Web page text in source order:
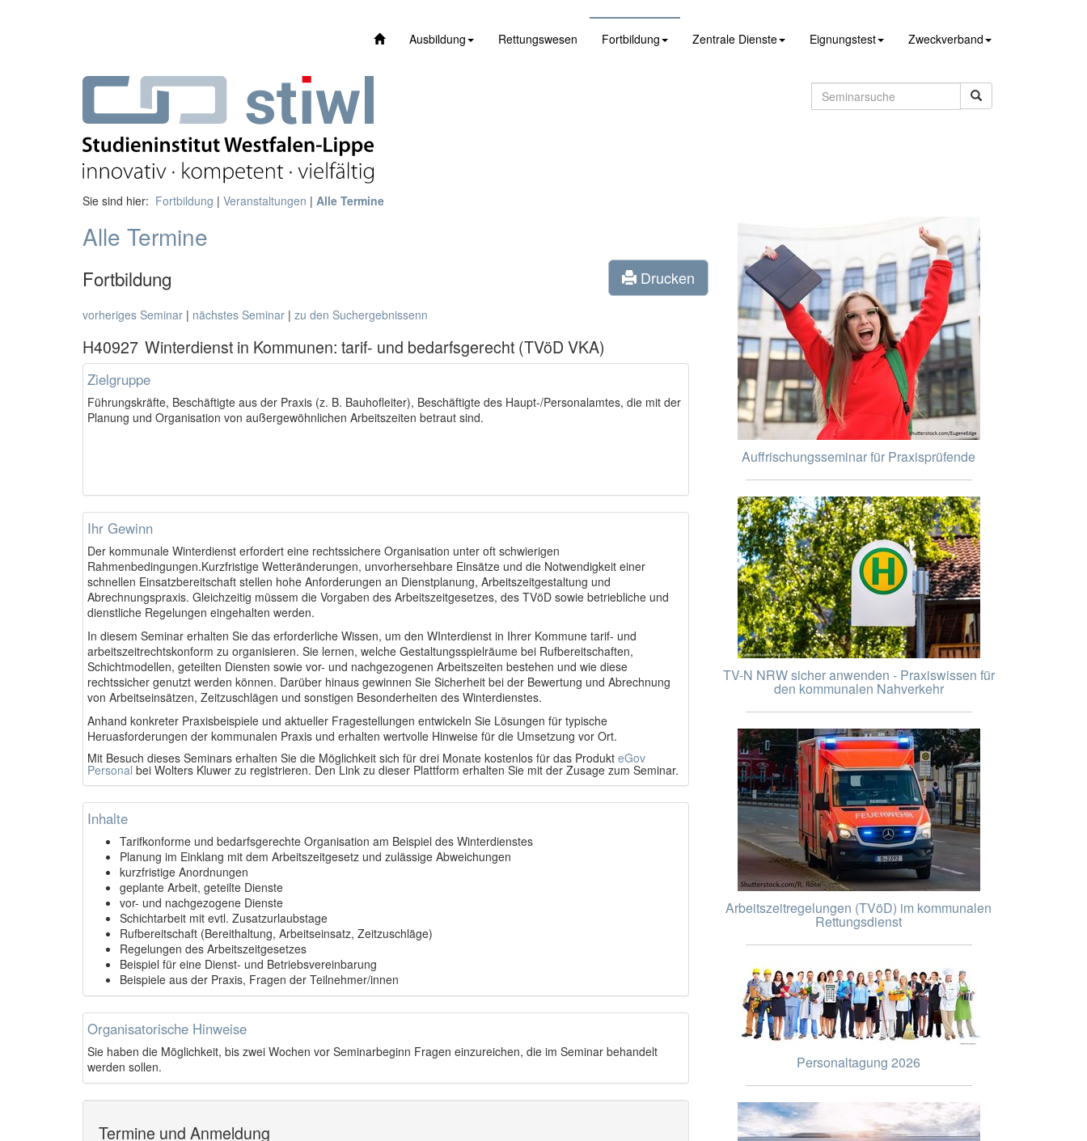
Ausbildung Rettungswesen Fortbildung Zentrale Dienste Eignungstest Zweckverband
Sie sind hier: Fortbildung | Veranstaltungen | Alle Termine
Alle Termine
Fortbildung Drucken
vorheriges Seminar | nächstes Seminar | zu den Suchergebnissenn
H40927 Winterdienst in Kommunen: tarif- und bedarfsgerecht (TVöD VKA)
Zielgruppe
Führungskräfte, Beschäftigte aus der Praxis (z. B. Bauhofleiter), Beschäftigte des Haupt-/Personalamtes, die mit der
Planung und Organisation von außergewöhnlichen Arbeitszeiten betraut sind.
Ihr Gewinn
Der kommunale Winterdienst erfordert eine rechtssichere Organisation unter oft schwierigen
Rahmenbedingungen.Kurzfristige Wetteränderungen, unvorhersehbare Einsätze und die Notwendigkeit einer
schnellen Einsatzbereitschaft stellen hohe Anforderungen an Dienstplanung, Arbeitszeitgestaltung und
Abrechnungspraxis. Gleichzeitig müssem die Vorgaben des Arbeitszeitgesetzes, des TVöD sowie betriebliche und
dienstliche Regelungen eingehalten werden.
In diesem Seminar erhalten Sie das erforderliche Wissen, um den WInterdienst in Ihrer Kommune tarif- und
arbeitszeitrechtskonform zu organisieren. Sie lernen, welche Gestaltungsspielräume bei Rufbereitschaften,
Schichtmodellen, geteilten Diensten sowie vor- und nachgezogenen Arbeitszeiten bestehen und wie diese
rechtssicher genutzt werden können. Darüber hinaus gewinnen Sie Sicherheit bei der Bewertung und Abrechnung
von Arbeitseinsätzen, Zeitzuschlägen und sonstigen Besonderheiten des Winterdienstes.
Anhand konkreter Praxisbeispiele und aktueller Fragestellungen entwickeln Sie Lösungen für typische
Heruasforderungen der kommunalen Praxis und erhalten wertvolle Hinweise für die Umsetzung vor Ort.
Mit Besuch dieses Seminars erhalten Sie die Möglichkeit sich für drei Monate kostenlos für das Produkt eGov
Personal bei Wolters Kluwer zu registrieren. Den Link zu dieser Plattform erhalten Sie mit der Zusage zum Seminar.
Inhalte
Tarifkonforme und bedarfsgerechte Organisation am Beispiel des Winterdienstes
Planung im Einklang mit dem Arbeitszeitgesetz und zulässige Abweichungen
kurzfristige Anordnungen
geplante Arbeit, geteilte Dienste
vor- und nachgezogene Dienste
Schichtarbeit mit evtl. Zusatzurlaubstage
Rufbereitschaft (Bereithaltung, Arbeitseinsatz, Zeitzuschläge)
Regelungen des Arbeitszeitgesetzes
Beispiel für eine Dienst- und Betriebsvereinbarung
Beispiele aus der Praxis, Fragen der Teilnehmer/innen
Organisatorische Hinweise
Sie haben die Möglichkeit, bis zwei Wochen vor Seminarbeginn Fragen einzureichen, die im Seminar behandelt
werden sollen.
Termine und Anmeldung
Auffrischungsseminar für Praxisprüfende
TV-N NRW sicher anwenden - Praxiswissen für
den kommunalen Nahverkehr
Arbeitszeitregelungen (TVöD) im kommunalen
Rettungsdienst
Personaltagung 2026